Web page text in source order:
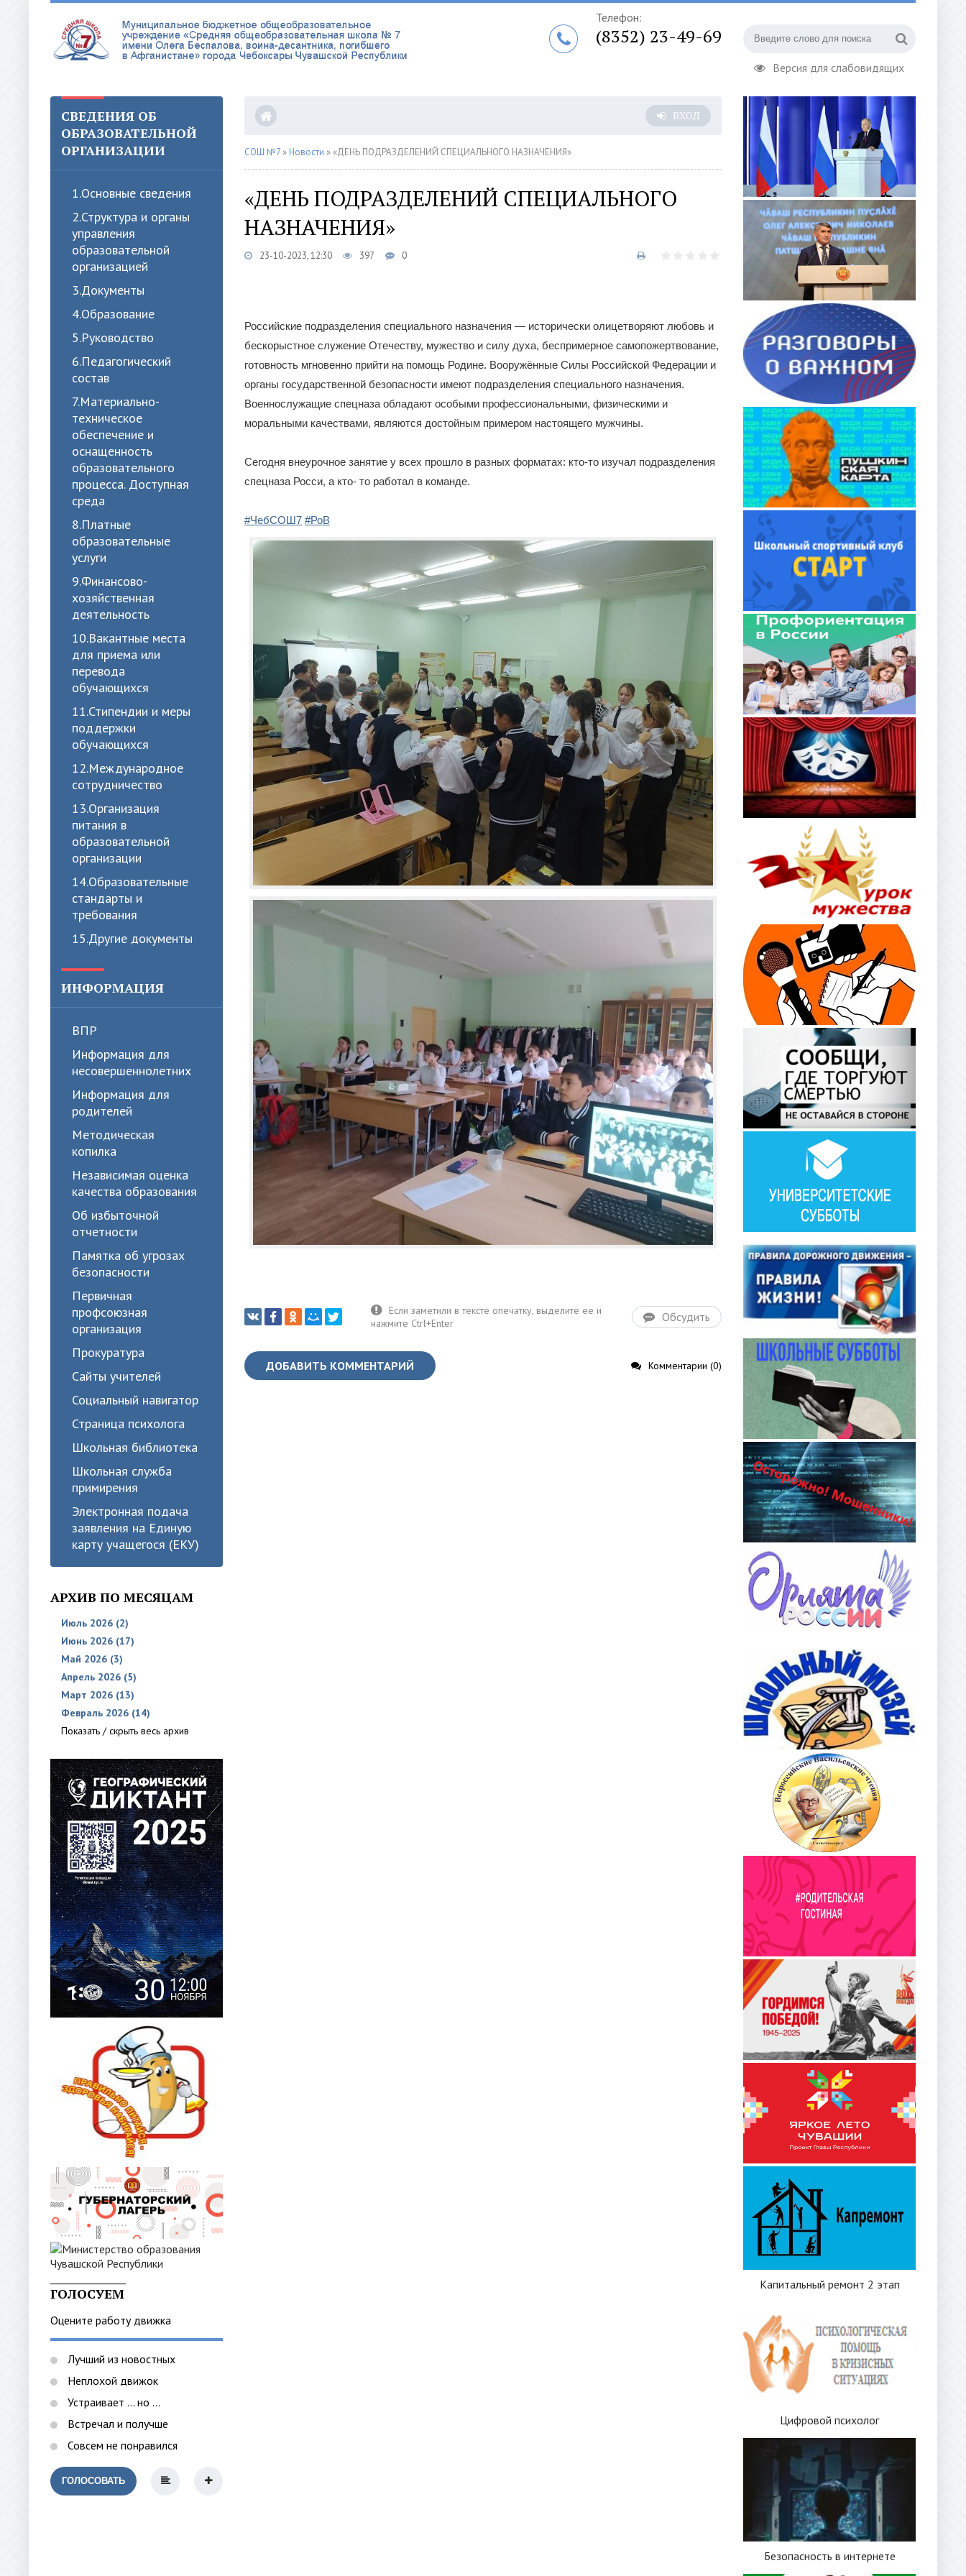
Версия для слабовидящих
Телефон:
(8352) 23-49-69
СВЕДЕНИЯ ОБ
ОБРАЗОВАТЕЛЬНОЙ
ОРГАНИЗАЦИИ
1.Oсновные сведения
2.Структура и органы
управления
образовательной
организацией
3.Документы
4.Образование
5.Руководство
6.Педагогический
состав
7.Материально-
техническое
обеспечение и
оснащенность
образовательного
процесса. Доступная
среда
8.Платные
образовательные
услуги
9.Финансово-
хозяйственная
деятельность
10.Вакантные места
для приема или
перевода
обучающихся
11.Стипендии и меры
поддержки
обучающихся
12.Международное
сотрудничество
13.Организация
питания в
образовательной
организации
14.Образовательные
стандарты и
требования
15.Другие документы
ИНФОРМАЦИЯ
ВПР
Информация для
несовершеннолетних
Информация для
родителей
Методическая
копилка
Независимая оценка
качества образования
Об избыточной
отчетности
Памятка об угрозах
безопасности
Первичная
профсоюзная
организация
Прокуратура
Сайты учителей
Социальный навигатор
Страница психолога
Школьная библиотека
Школьная служба
примирения
Электронная подача
заявления на Единую
карту учащегося (ЕКУ)
АРХИВ ПО МЕСЯЦАМ
Июль 2026 (2)
Июнь 2026 (17)
Май 2026 (3)
Апрель 2026 (5)
Март 2026 (13)
Февраль 2026 (14)
Показать / скрыть весь архив
ГОЛОСУЕМ
Оцените работу движка
Лучший из новостных
Неплохой движок
Устраивает ... но ...
Встречал и получше
Совсем не понравился
ГОЛОСОВАТЬ
ВХОД
СОШ №7 » Новости » «ДЕНЬ ПОДРАЗДЕЛЕНИЙ СПЕЦИАЛЬНОГО НАЗНАЧЕНИЯ»
«ДЕНЬ ПОДРАЗДЕЛЕНИЙ СПЕЦИАЛЬНОГО
НАЗНАЧЕНИЯ»
23-10-2023, 12:30 397 0
Российские подразделения специального назначения — исторически олицетворяют любовь и
бескорыстное служение Отечеству, мужество и силу духа, беспримерное самопожертвование,
готовность мгновенно прийти на помощь Родине. Вооружённые Силы Российской Федерации и
органы государственной безопасности имеют подразделения специального назначения.
Военнослужащие спецназа обладают особыми профессиональными, физическими и
моральными качествами, являются достойным примером настоящего мужчины.
Сегодня внеурочное занятие у всех прошло в разных форматах: кто-то изучал подразделения
спецназа Росси, а кто- то работал в команде.
#ЧебСОШ7 #РоВ
Обсудить
ДОБАВИТЬ КОММЕНТАРИЙ Комментарии (0)
Капитальный ремонт 2 этап
Цифровой психолог
Безопасность в интернете